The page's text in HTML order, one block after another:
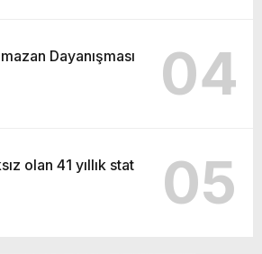
Dayanışması 04
olan 41 yıllık stat
05